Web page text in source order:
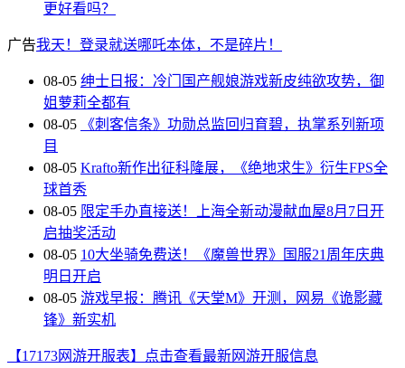
更好看吗？
广告我天！登录就送哪吒本体，不是碎片！
08-05 绅士日报：冷门国产舰娘游戏新皮纯欲攻势，御
姐萝莉全都有
08-05
《刺客信条》功勋总监回归育碧，执掌系列新项
目
08-05 Krafto新作出征科隆展，《绝地求生》衍生FPS全
球首秀
08-05 限定手办直接送！上海全新动漫献血屋8月7日开
启抽奖活动
08-05 10大坐骑免费送！《魔兽世界》国服21周年庆典
明日开启
08-05 游戏早报：腾讯《天堂M》开测，网易《诡影藏
锋》新实机
【17173网游开服表】点击查看最新网游开服信息